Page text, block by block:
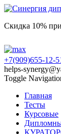
Скидка 10%
+7(909)655-12-
helps-
Toggle
Главная
Тесты
Курсовые